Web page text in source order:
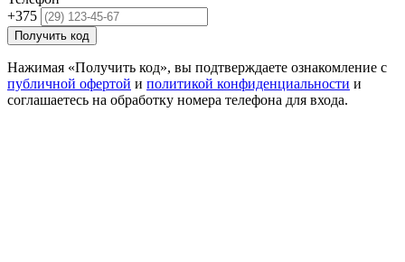
+375
Получить код
Нажимая «Получить код», вы подтверждаете ознакомление с
публичной офертой и политикой конфиденциальности и
соглашаетесь на обработку номера телефона для входа.